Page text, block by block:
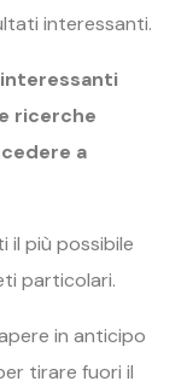
interessanti.
ricerche
a
il più possibile
particolari.
in anticipo
tirare fuori il